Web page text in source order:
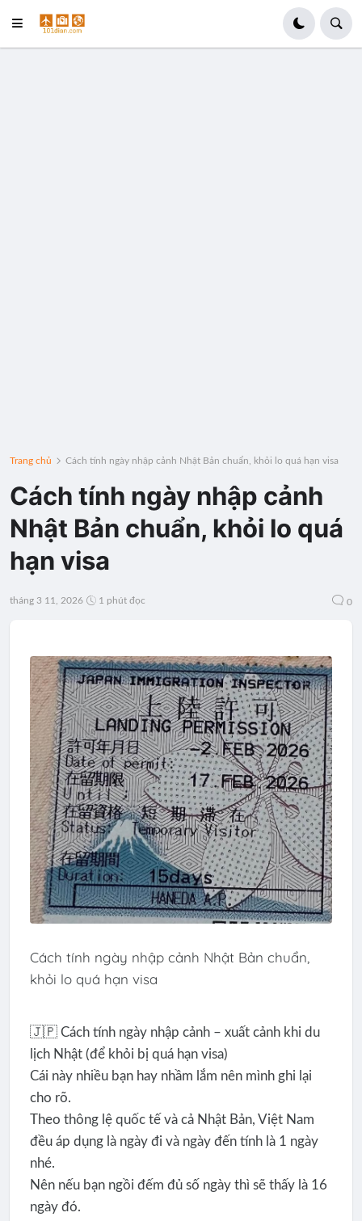
Trang chủ Cách tính ngày nhập cảnh Nhật Bản chuẩn, khỏi lo quá hạn visa
Cách tính ngày nhập cảnh
Nhật Bản chuẩn, khỏi lo quá
hạn visa
tháng 3 11, 2026 1 phút đọc 0
Cách tính ngày nhập cảnh Nhật Bản chuẩn,
khỏi lo quá hạn visa
🇯🇵 Cách tính ngày nhập cảnh – xuất cảnh khi du
lịch Nhật (để khỏi bị quá hạn visa)
Cái này nhiều bạn hay nhầm lắm nên mình ghi lại
cho rõ.
Theo thông lệ quốc tế và cả Nhật Bản, Việt Nam
đều áp dụng là ngày đi và ngày đến tính là 1 ngày
nhé.
Nên nếu bạn ngồi đếm đủ số ngày thì sẽ thấy là 16
ngày đó.